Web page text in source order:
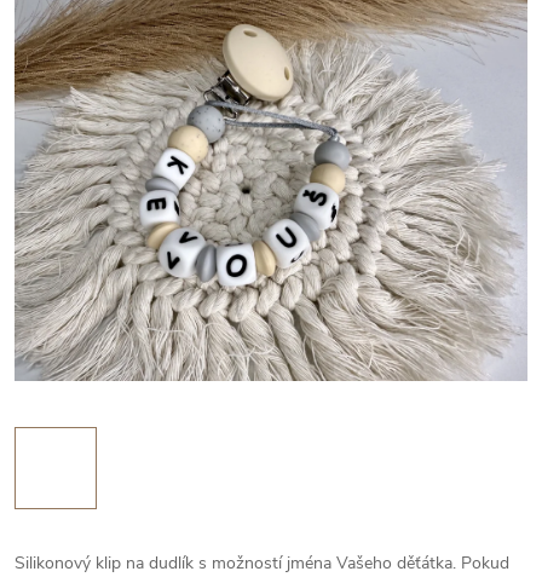
Silikonový klip na dudlík s možností jména Vašeho děťátka. Pokud